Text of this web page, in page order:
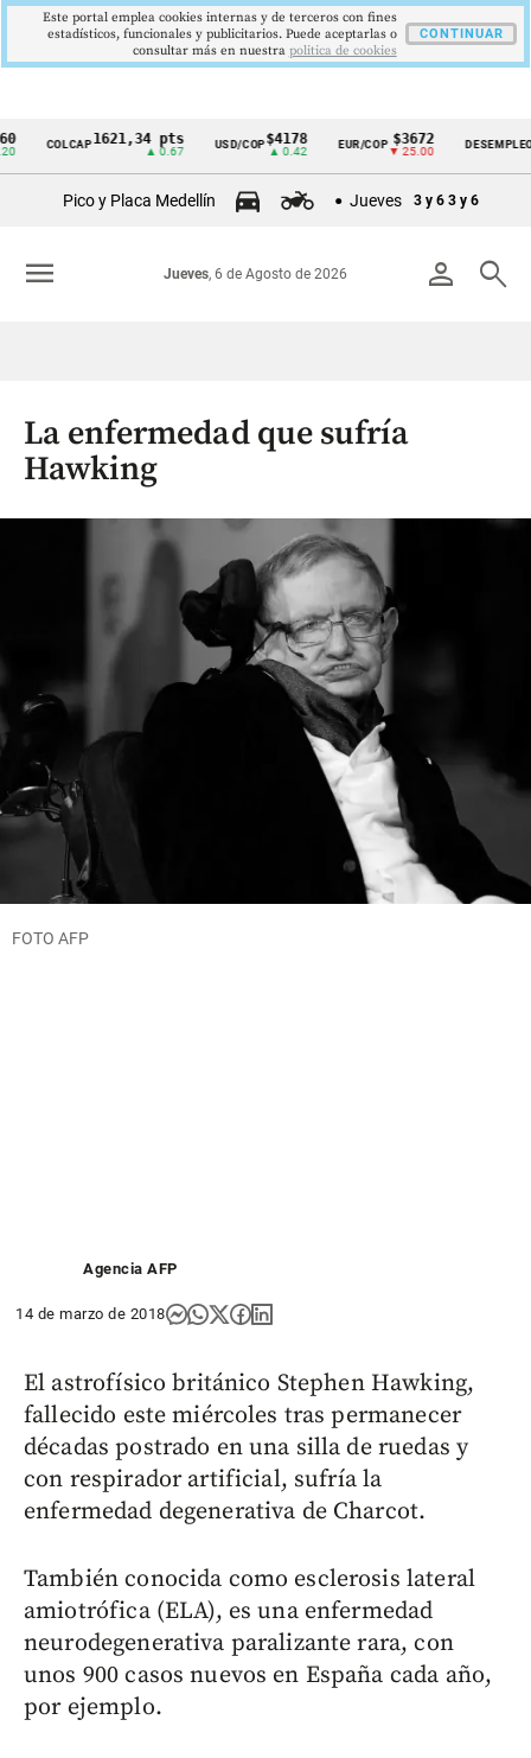
Cintillo
Colombia
COLCAP1621,34 pts
▲ 0.67
USD/COP$4178
▲ 0.42
EUR/COP $3672
▼ 25.00
DESEMPLEO9,9
▼
Pico y Placa Medellín Jueves 3 y 6 3 y 6
person search
Jueves, 6 de Agosto de 2026
menu
La enfermedad que sufría
Hawking
FOTO AFP
Agencia AFP
14 de marzo de 2018
El astrofísico británico Stephen Hawking,
fallecido este miércoles tras permanecer
décadas postrado en una silla de ruedas y
con respirador artificial, sufría la
enfermedad degenerativa de Charcot.
También conocida como esclerosis lateral
amiotrófica (ELA), es una enfermedad
neurodegenerativa paralizante rara, con
unos 900 casos nuevos en España cada año,
por ejemplo.
Este portal emplea cookies internas y de terceros con fines
estadísticos, funcionales y publicitarios. Puede aceptarlas o
consultar más en nuestra politica de cookies
CONTINUAR